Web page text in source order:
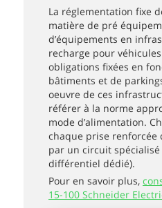
La réglementation fixe
matière de pré
d’équipements en
recharge pour
obligations fixées en
bâtiments et de
oeuvre de ces
référer à la norme
mode d’alimentation.
chaque prise renforcée
par un circuit
différentiel dédié).
Pour en savoir plus,
15-100 Schneider